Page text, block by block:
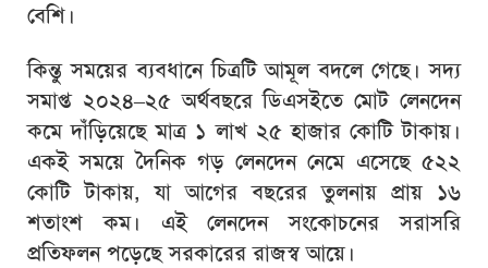
বেশি।
কিন্তু সময়ের ব্যবধানে চিত্রটি আমূল বদলে গেছে। সদ্য
সমাপ্ত ২০২৪–২৫ অর্থবছরে ডিএসইতে মোট লেনদেন
কমে দাঁড়িয়েছে মাত্র ১ লাখ ২৫ হাজার কোটি টাকায়।
একই সময়ে দৈনিক গড় লেনদেন নেমে এসেছে ৫২২
কোটি টাকায়, যা আগের বছরের তুলনায় প্রায় ১৬
শতাংশ কম। এই লেনদেন সংকোচনের সরাসরি
প্রতিফলন পড়েছে সরকারের রাজস্ব আয়ে।